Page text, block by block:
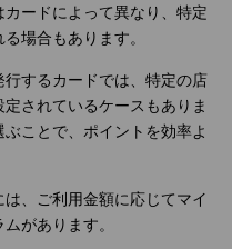
ードによって異なり、特定
場合もあります。
するカードでは、特定の店
されているケースもありま
ことで、ポイントを効率よ
、ご利用金額に応じてマイ
があります。